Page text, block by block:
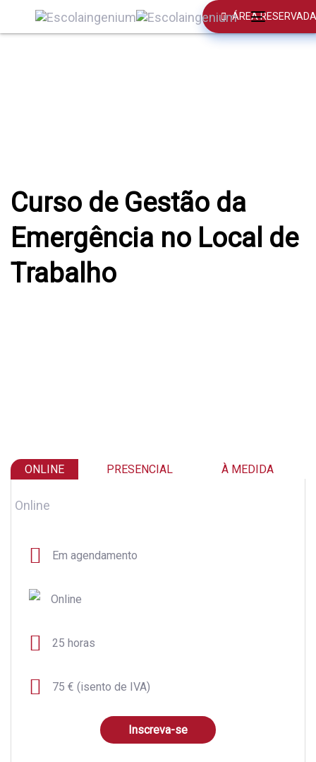
Toggle
navigation
ÁREA RESERVADA
Curso de Gestão da
Emergência no Local de
Trabalho
ONLINE PRESENCIAL À MEDIDA
Online
Em agendamento
Online
25 horas
75 € (isento de IVA)
Inscreva-se